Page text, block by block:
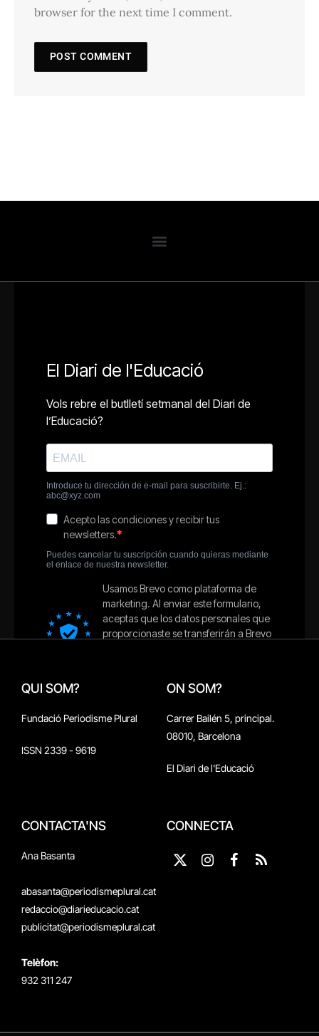
browser for the next time I comment.
QUI SOM?
Fundació Periodisme Plural
ISSN 2339 - 9619
ON SOM?
Carrer Bailén 5, principal.
08010, Barcelona
El Diari de l'Educació
CONTACTA'NS
Ana Basanta
abasanta@periodismeplural.cat
redaccio@diarieducacio.cat
publicitat@periodismeplural.cat
Telèfon:
932 311 247
CONNECTA
X
Instagram
Facebook
RSS